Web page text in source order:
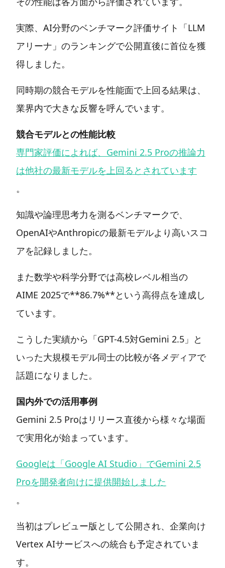
実際、AI分野のベンチマーク評価サイト「LLM
アリーナ」のランキングで公開直後に首位を獲
得しました。
同時期の競合モデルを性能面で上回る結果は、
業界内で大きな反響を呼んでいます。
競合モデルとの性能比較
専門家評価によれば、Gemini 2.5 Proの推論力
は他社の最新モデルを上回るとされています
。
知識や論理思考力を測るベンチマークで、
OpenAIやAnthropicの最新モデルより高いスコ
アを記録しました。
また数学や科学分野では高校レベル相当の
AIME 2025で**86.7%**という高得点を達成し
ています。
こうした実績から「GPT-4.5対Gemini 2.5」と
いった大規模モデル同士の比較が各メディアで
話題になりました。
国内外での活用事例
Gemini 2.5 Proはリリース直後から様々な場面
で実用化が始まっています。
Googleは「Google AI Studio」でGemini 2.5
Proを開発者向けに提供開始しました
。
当初はプレビュー版として公開され、企業向け
Vertex AIサービスへの統合も予定されていま
す。